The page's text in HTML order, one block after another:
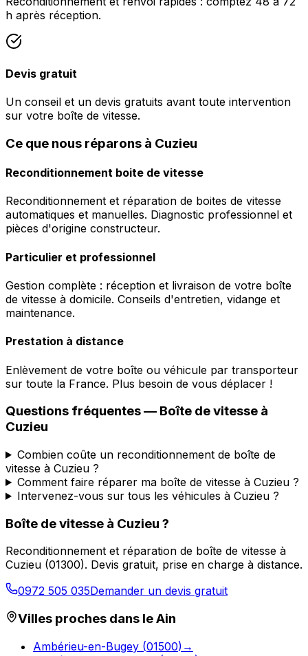
h après réception.
Devis gratuit
Un conseil et un devis gratuits avant toute intervention
sur votre boîte de vitesse.
Ce que nous réparons à Cuzieu
Reconditionnement boite de vitesse
Reconditionnement et réparation de boites de vitesse
automatiques et manuelles. Diagnostic professionnel et
pièces d'origine constructeur.
Particulier et professionnel
Gestion complète : réception et livraison de votre boîte
de vitesse à domicile. Conseils d'entretien, vidange et
maintenance.
Prestation à distance
Enlèvement de votre boîte ou véhicule par transporteur
sur toute la France. Plus besoin de vous déplacer !
Questions fréquentes — Boîte de vitesse à
Cuzieu
Combien coûte un reconditionnement de boîte de
vitesse à Cuzieu ?
Comment faire réparer ma boîte de vitesse à Cuzieu ?
Intervenez-vous sur tous les véhicules à Cuzieu ?
Boîte de vitesse à Cuzieu ?
Reconditionnement et réparation de boîte de vitesse à
Cuzieu (01300). Devis gratuit, prise en charge à distance.
0972 505 035Demander un devis gratuit
Villes proches dans leAin
Ambérieu-en-Bugey (01500) →